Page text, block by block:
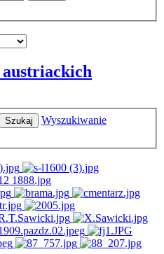
austriackich
Szukaj
Wyszukiwanie